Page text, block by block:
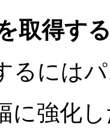
取得す
には
に強化